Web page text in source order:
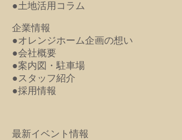
●土地活用コラム
企業情報
●オレンジホーム企画の想い
●会社概要
●案内図・駐車場
●スタッフ紹介
●採用情報
最新イベント情報